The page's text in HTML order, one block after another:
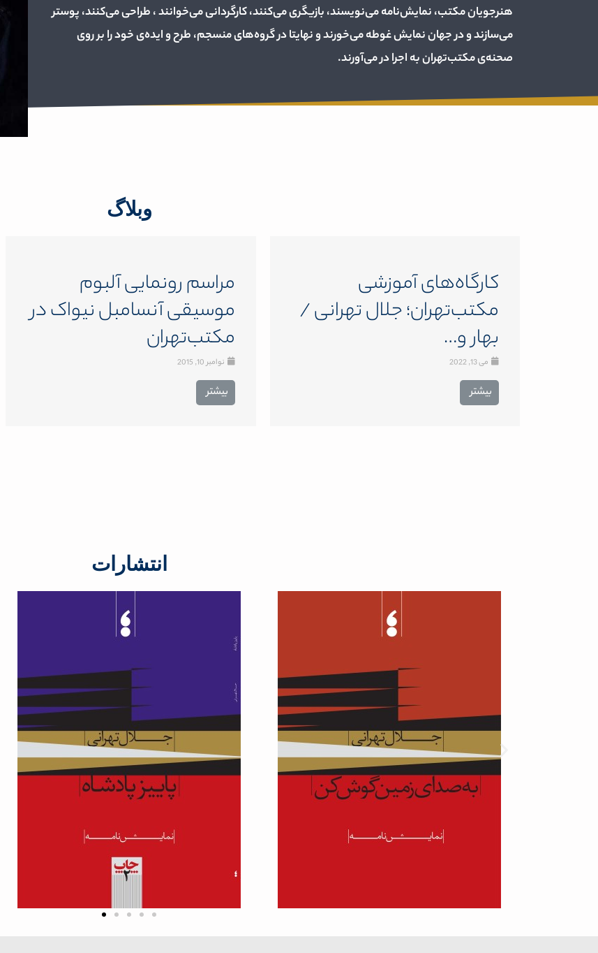
هنرجویان مکتب، نمایش‌نامه می‌نویسند، بازیگری می‌کنند، کارگردانی می‌خوانند ، طراحی می‌کنند، پوستر
می‌سازند و در جهان نمایش غوطه می‌خورند و نهایتا در گروه‌های منسجم، طرح و ایده‌ی خود را بر روی
صحنه‌ی مکتب‌تهران به اجرا در می‌آورند.
وبلاگ
کارگاه‌های آموزشی
مکتب‌تهران؛ جلال تهرانی /
بهار و…
می 13, 2022
بیشتر
مراسم رونمایی آلبوم
موسیقی آنسامبل نیواک در
مکتب‌تهران
نوامبر 10, 2015
بیشتر
انتشارات